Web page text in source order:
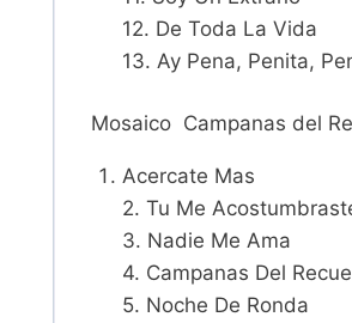
12. De Toda La Vida
13. Ay Pena, Penita,
Mosaico Campanas del
Acercate Mas
2. Tu Me
3. Nadie Me Ama
4. Campanas Del
5. Noche De Ronda